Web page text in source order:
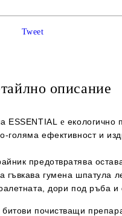
с Политиката за лични данни
Tweet
описание
ESSENTIAL е екологично
голяма ефективност и
предотвратява
гъвкава гумена шпатула
дори под ръба и
почистващи